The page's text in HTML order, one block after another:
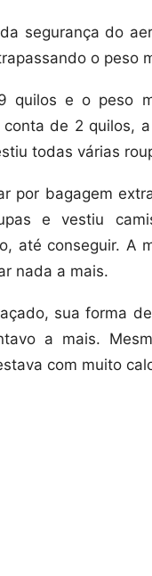
segurança do
o peso
quilos e o peso
de 2 quilos,
todas várias
por bagagem
e vestiu
até conseguir. A
nada a mais.
sua forma
a mais.
com muito